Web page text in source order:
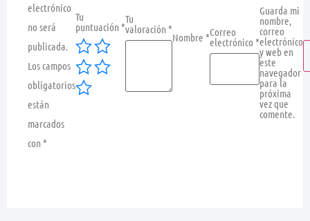
electrónico
no será
publicada.
Los campos
obligatorios
están
marcados
con *
Tu
puntuación *
Tu
valoración *
Nombre *Correo
electrónico *
Guarda mi
nombre,
correo
electrónico
y web en
este
navegador
para la
próxima
vez que
comente.